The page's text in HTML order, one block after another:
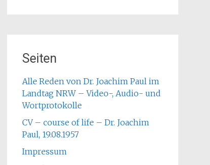
Seiten
Alle Reden von Dr. Joachim Paul im
Landtag NRW – Video-, Audio- und
Wortprotokolle
CV – course of life – Dr. Joachim
Paul, 19.08.1957
Impressum